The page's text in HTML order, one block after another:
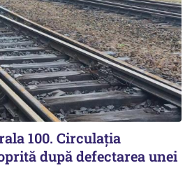
100. Circulația
după defectarea unei